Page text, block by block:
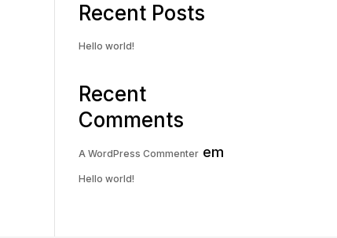
Recent Posts
Hello world!
Recent
Comments
A WordPress Commenter em
Hello world!